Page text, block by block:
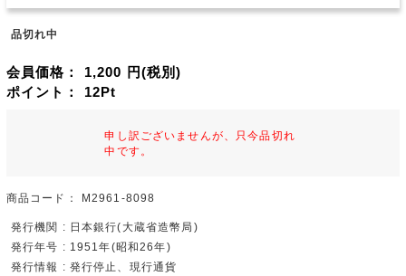
品切れ中
会員価格： 1,200 円(税別)
ポイント： 12Pt
申し訳ございませんが、只今品切れ
中です。
商品コード： M2961-8098
発行機関 : 日本銀行(大蔵省造幣局)
発行年号 : 1951年(昭和26年)
発行情報 : 発行停止、現行通貨